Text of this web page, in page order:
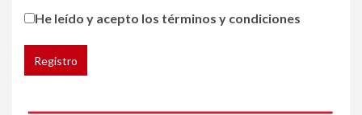
Generación Z ignora riesgo
de cáncer al broncearse
He leído y acepto los términos y condiciones